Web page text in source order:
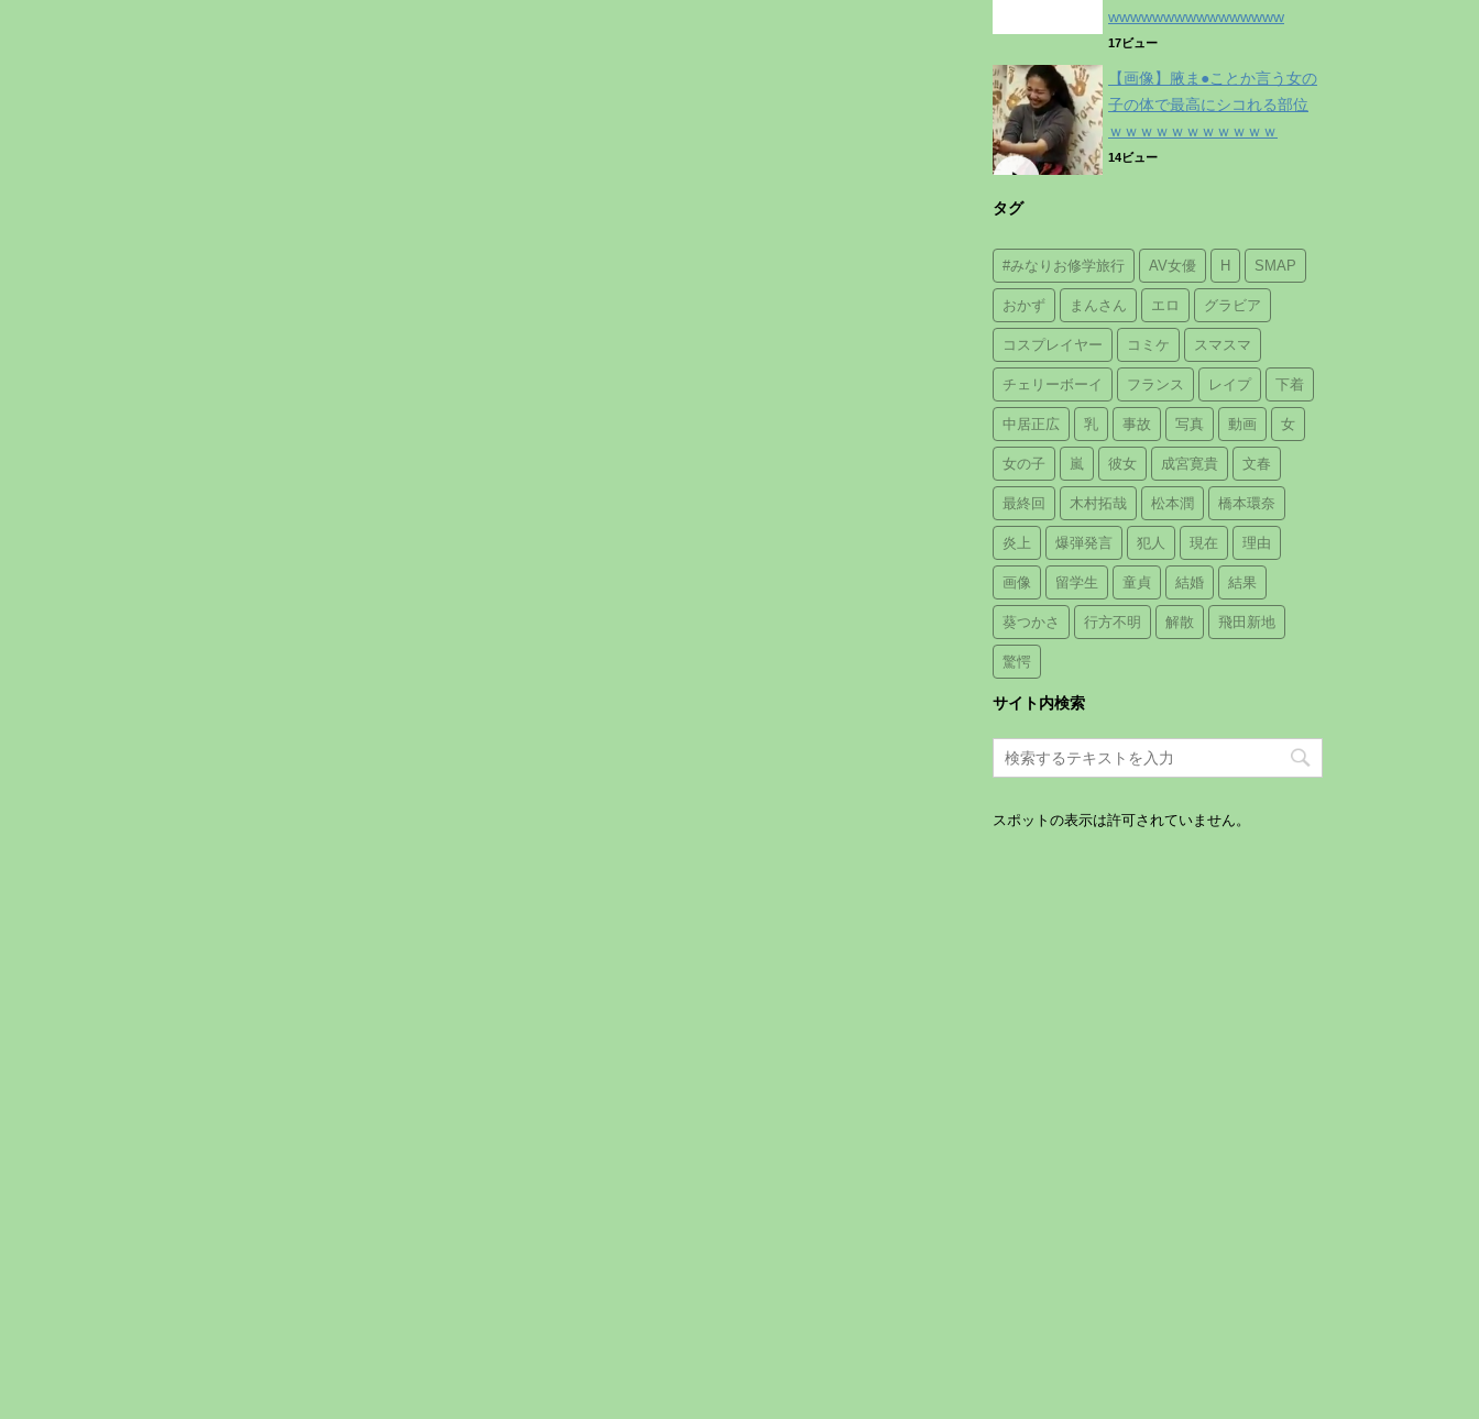
wwwwwwwwwwwwwwww
17ビュー
【画像】腋ま●ことか言う女の
子の体で最高にシコれる部位
ｗｗｗｗｗｗｗｗｗｗｗ
14ビュー
タグ
#みなりお修学旅行 AV女優 H SMAP
おかず まんさん エロ グラビア
コスプレイヤー コミケ スマスマ
チェリーボーイ フランス レイプ 下着
中居正広 乳 事故 写真 動画 女
女の子 嵐 彼女 成宮寛貴 文春
最終回 木村拓哉 松本潤 橋本環奈
炎上 爆弾発言 犯人 現在 理由
画像 留学生 童貞 結婚 結果
葵つかさ 行方不明 解散 飛田新地
驚愕
サイト内検索